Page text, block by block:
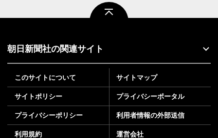
朝日新聞社の関連サイト
このサイトについて サイトマップ
サイトポリシー プライバシーポータル
プライバシーポリシー 利用者情報の外部送信
利用規約 運営会社